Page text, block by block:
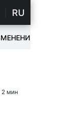
RU
2 мин